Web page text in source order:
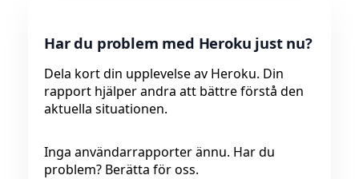
Har du problem med Heroku just nu?
Dela kort din upplevelse av Heroku. Din
rapport hjälper andra att bättre förstå den
aktuella situationen.
Inga användarrapporter ännu. Har du
problem? Berätta för oss.